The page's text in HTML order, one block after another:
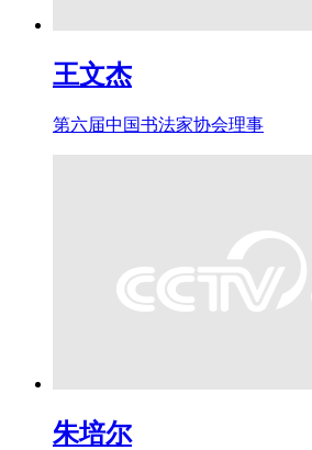
王文杰
第六届中国书法家协会理事
朱培尔